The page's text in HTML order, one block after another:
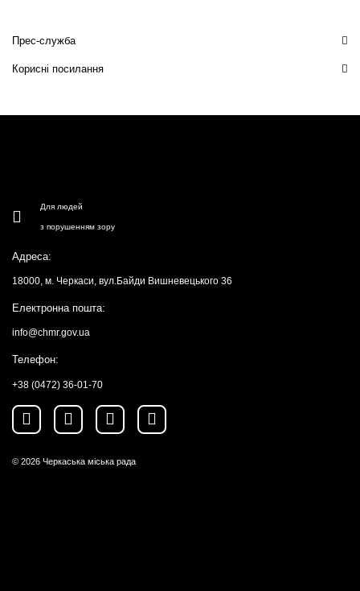
Прес-служба
Корисні посилання
Для людей
з порушенням зору
Адреса:
18000, м. Черкаси, вул.Байди Вишневецького 36
Електронна пошта:
info@chmr.gov.ua
Телефон:
+38 (0472) 36-01-70
© 2026 Черкаська міська рада